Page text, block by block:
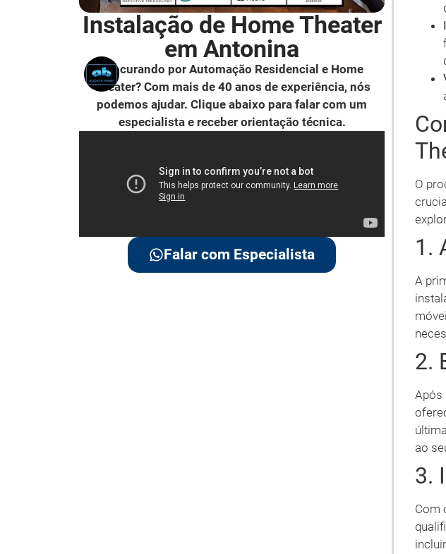
Instalação de Home Theater
em Antonina
Procurando por Automação Residencial e Home
Theater? Com mais de 40 anos de experiência, nós
podemos ajudar. Clique abaixo para falar com um
especialista e receber orientação técnica.
Falar com Especialista
O
1.
A
2.
Após
ao
3.
Com